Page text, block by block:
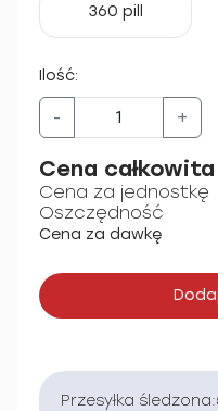
360 pill
Ilość:
- +
Cena całkowita
Cena za jednostkę
Oszczędność
Cena za dawkę
Przesyłka śledzona: